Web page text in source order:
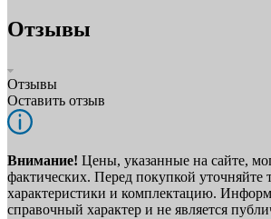
Отзывы
Отзывы
Оставить отзыв
Внимание! Цены, указанные на сайте,
фактических. Перед покупкой уточняйте
характеристики и комплектацию.
справочный характер и не является